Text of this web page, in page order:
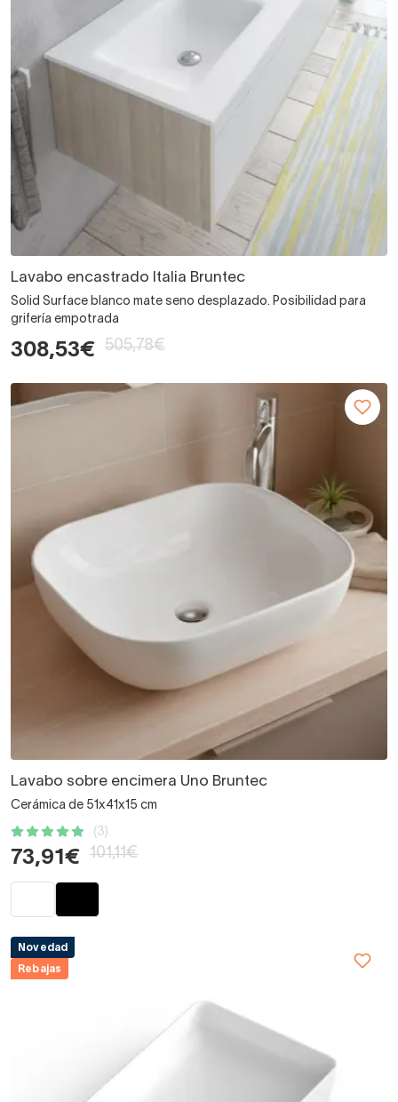
Lavabo encastrado Italia Bruntec
Solid Surface blanco mate seno desplazado. Posibilidad para
grifería empotrada
308,53€ 505,78€
Lavabo sobre encimera Uno Bruntec
Cerámica de 51x41x15 cm
(3)
73,91€ 101,11€
Novedad
Rebajas